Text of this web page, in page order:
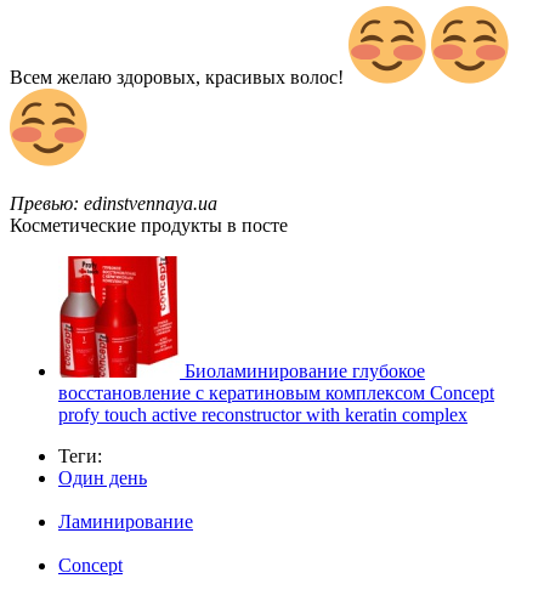
Всем желаю здоровых, красивых волос!
Превью: edinstvennaya.ua
Косметические продукты в посте
Биоламинирование глубокое
восстановление с кератиновым комплексом Concept
profy touch active reconstructor with keratin complex
Теги:
Один день
Ламинирование
Concept